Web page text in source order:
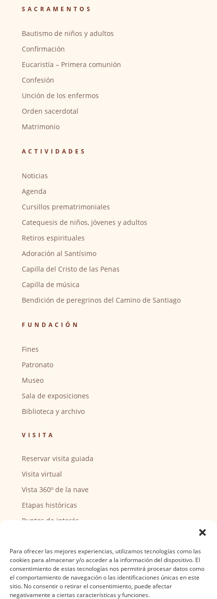
Para ofrecer las mejores experiencias, utilizamos tecnologías como las
cookies para almacenar y/o acceder a la información del dispositivo. El
consentimiento de estas tecnologías nos permitirá procesar datos como
el comportamiento de navegación o las identificaciones únicas en este
sitio. No consentir o retirar el consentimiento, puede afectar
negativamente a ciertas características y funciones.
SACRAMENTOS
Bautismo de niños y adultos
Confirmación
Eucaristía – Primera comunión
Confesión
Unción de los enfermos
Orden sacerdotal
Matrimonio
ACTIVIDADES
Noticias
Agenda
Cursillos prematrimoniales
Catequesis de niños, jóvenes y adultos
Retiros espirituales
Adoración al Santísimo
Capilla del Cristo de las Penas
Capilla de música
Bendición de peregrinos del Camino de Santiago
FUNDACIÓN
Fines
Patronato
Museo
Sala de exposiciones
Biblioteca y archivo
VISITA
Reservar visita guiada
Visita virtual
Vista 360º de la nave
Etapas históricas
Puntos de interés
Actividades y horarios
Ser voluntario